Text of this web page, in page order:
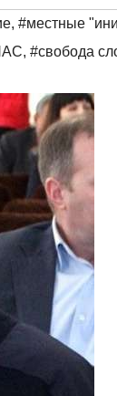
, #местные
, #свобода